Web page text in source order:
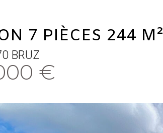
7 PIÈCES 244 M²
BRUZ
€